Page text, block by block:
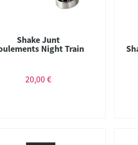
Shake Junt
Night Train
20,00 €